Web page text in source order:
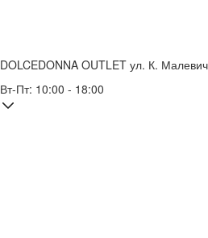
DOLCEDONNA OUTLET ул. К.
Вт-Пт: 10:00 - 18:00